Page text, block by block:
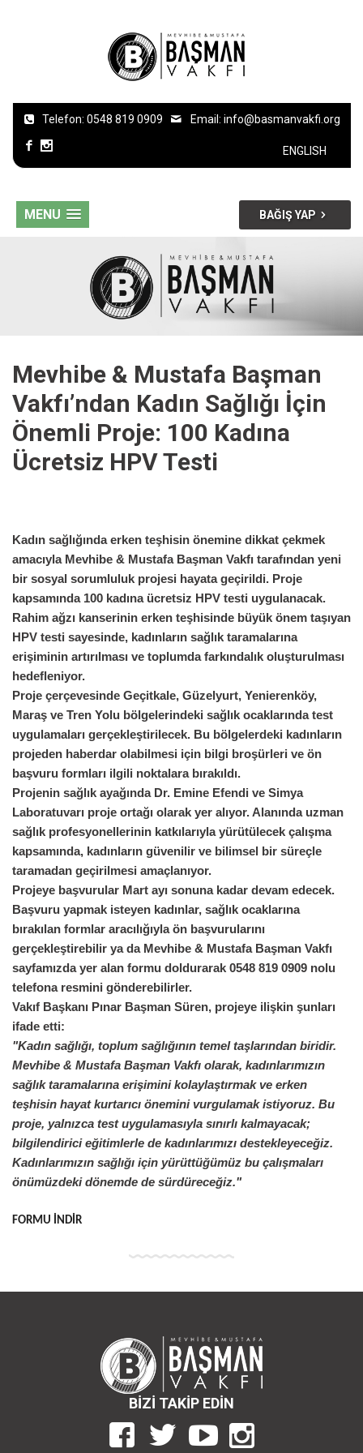
Telefon: 0548 819 0909 Email: info@basmanvakfi.org
ENGLISH
BAĞIŞ YAP
MENU
Mevhibe & Mustafa Başman
Vakfı’ndan Kadın Sağlığı İçin
Önemli Proje: 100 Kadına
Ücretsiz HPV Testi
Kadın sağlığında erken teşhisin önemine dikkat çekmek
amacıyla Mevhibe & Mustafa Başman Vakfı tarafından yeni
bir sosyal sorumluluk projesi hayata geçirildi. Proje
kapsamında 100 kadına ücretsiz HPV testi uygulanacak.
Rahim ağzı kanserinin erken teşhisinde büyük önem taşıyan
HPV testi sayesinde, kadınların sağlık taramalarına
erişiminin artırılması ve toplumda farkındalık oluşturulması
hedefleniyor.
Proje çerçevesinde Geçitkale, Güzelyurt, Yenierenköy,
Maraş ve Tren Yolu bölgelerindeki sağlık ocaklarındatest
uygulamaları gerçekleştirilecek. Bu bölgelerdeki kadınların
projeden haberdar olabilmesi için bilgi broşürleri ve ön
başvuru formları ilgili noktalara bırakıldı.
Projenin sağlık ayağında Dr. Emine Efendi ve Simya
Laboratuvarı proje ortağı olarak yer alıyor. Alanında uzman
sağlık profesyonellerinin katkılarıyla yürütülecek çalışma
kapsamında, kadınların güvenilir ve bilimsel bir süreçle
taramadan geçirilmesi amaçlanıyor.
Projeye başvurular Mart ayı sonuna kadar devam edecek.
Başvuru yapmak isteyen kadınlar, sağlık ocaklarına
bırakılan formlar aracılığıyla ön başvurularını
gerçekleştirebilir ya da Mevhibe & Mustafa Başman Vakfı
sayfamızda yer alan formu doldurarak 0548 819 0909 nolu
telefona resmini gönderebilirler.
Vakıf Başkanı Pınar Başman Süren, projeye ilişkin şunları
ifade etti:
"Kadın sağlığı, toplum sağlığının temel taşlarından biridir.
Mevhibe & Mustafa Başman Vakfı olarak, kadınlarımızın
sağlık taramalarına erişimini kolaylaştırmak ve erken
teşhisin hayat kurtarıcı önemini vurgulamak istiyoruz. Bu
proje, yalnızca test uygulamasıyla sınırlı kalmayacak;
bilgilendirici eğitimlerle de kadınlarımızı destekleyeceğiz.
Kadınlarımızın sağlığı için yürüttüğümüz bu çalışmaları
önümüzdeki dönemde de sürdüreceğiz."
FORMU İNDİR
BİZİ TAKİP EDİN